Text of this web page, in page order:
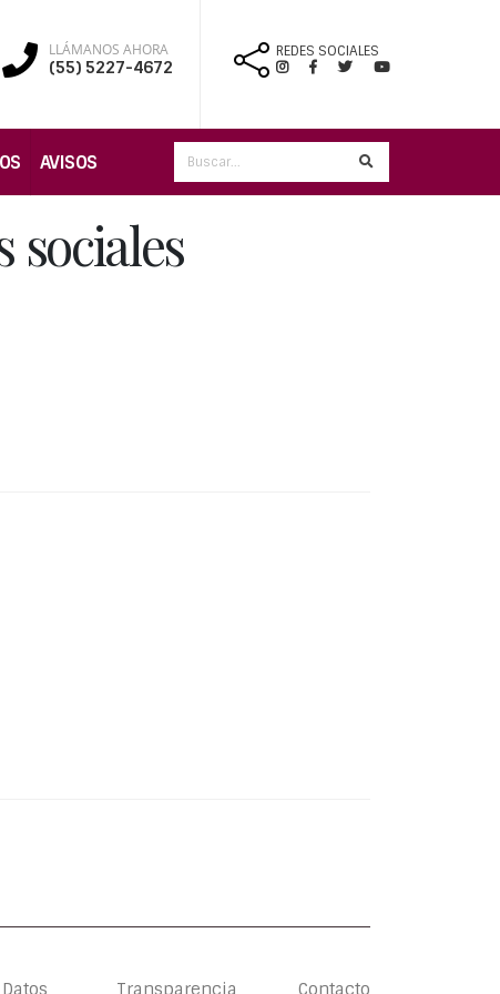
LLÁMANOS AHORA
(55) 5227-4672
REDES SOCIALES
AVISOS
sociales
Transparencia Contacto